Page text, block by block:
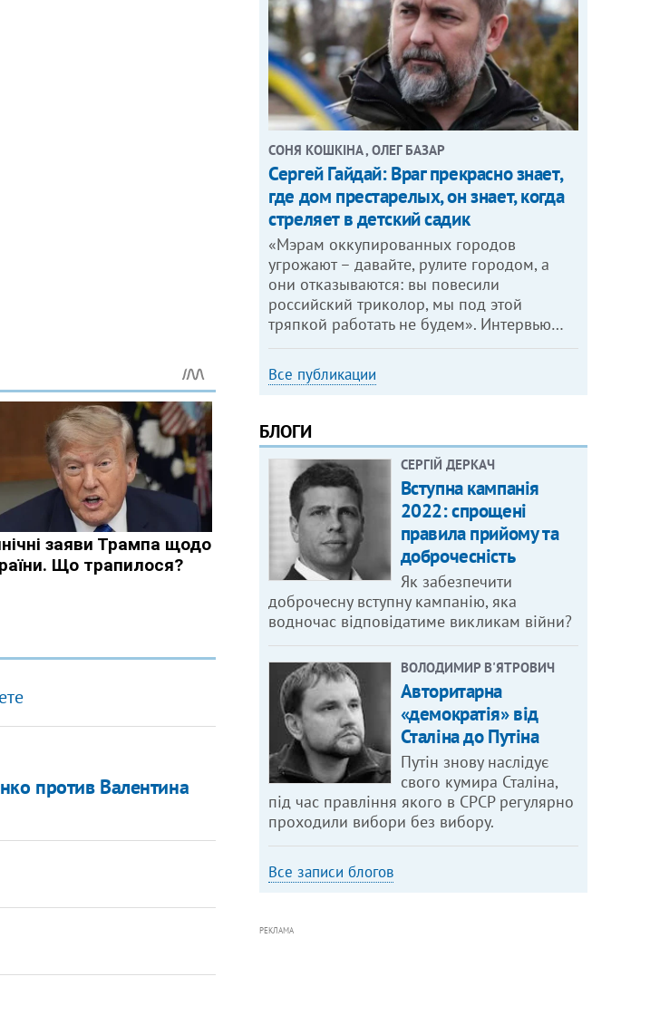
против Валентина
СОНЯ КОШКІНА , ОЛЕГ БАЗАР
Сергей Гайдай: Враг прекрасно знает,
где дом престарелых, он знает, когда
стреляет в детский садик
«Мэрам оккупированных городов
угрожают – давайте, рулите городом, а
они отказываются: вы повесили
российский триколор, мы под этой
тряпкой работать не будем». Интервью…
Все публикации
БЛОГИ
СЕРГІЙ ДЕРКАЧ
Вступна кампанія
2022: спрощені
правила прийому та
доброчесність
Як забезпечити
доброчесну вступну кампанію, яка
водночас відповідатиме викликам війни?
ВОЛОДИМИР В'ЯТРОВИЧ
Авторитарна
«демократія» від
Сталіна до Путіна
Путін знову наслідує
свого кумира Сталіна,
під час правління якого в СРСР регулярно
проходили вибори без вибору.
Все записи блогов
РЕКЛАМА